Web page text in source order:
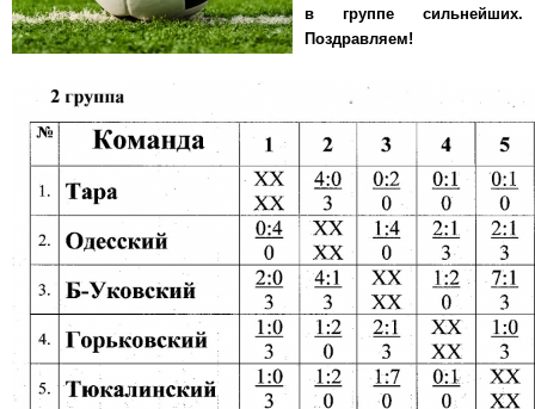
в группе сильнейших.
Поздравляем!